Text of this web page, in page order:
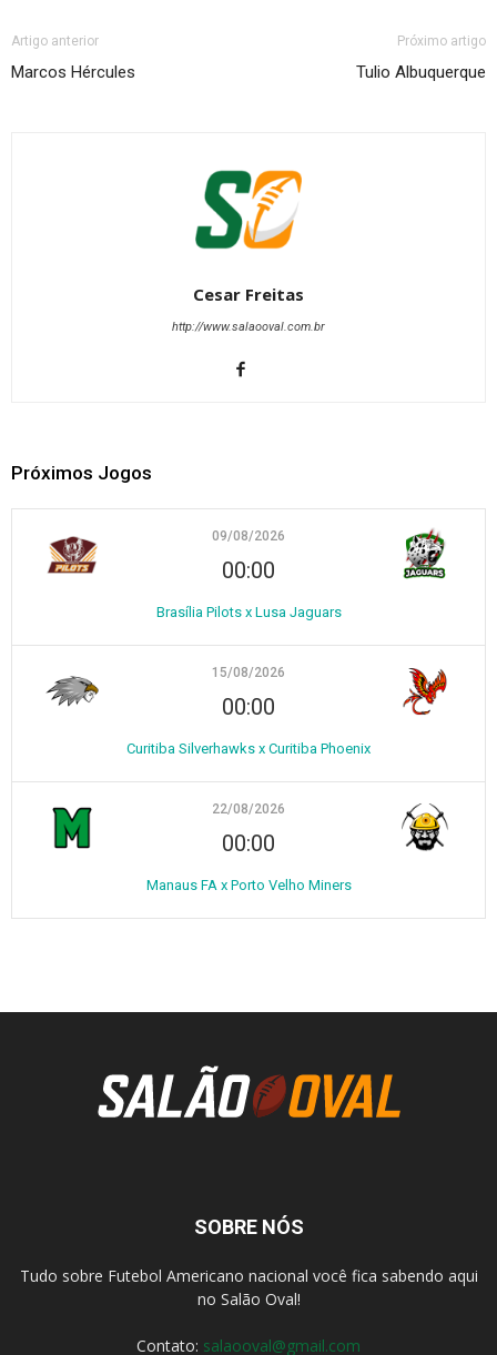
Artigo anterior
Marcos Hércules
Próximo artigo
Tulio Albuquerque
Cesar Freitas
http://www.salaooval.com.br
Próximos Jogos
09/08/2026
00:00
Brasília Pilots x Lusa Jaguars
15/08/2026
00:00
Curitiba Silverhawks x Curitiba Phoenix
22/08/2026
00:00
Manaus FA x Porto Velho Miners
SOBRE NÓS
Tudo sobre Futebol Americano nacional você fica sabendo aqui
no Salão Oval!
Contato: salaooval@gmail.com